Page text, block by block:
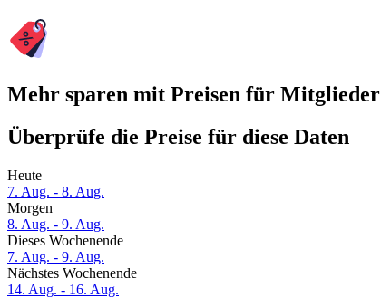
Mehr sparen mit Preisen für Mitglieder
Überprüfe die Preise für diese Daten
Heute
7. Aug. - 8. Aug.
Morgen
8. Aug. - 9. Aug.
Dieses Wochenende
7. Aug. - 9. Aug.
Nächstes Wochenende
14. Aug. - 16. Aug.